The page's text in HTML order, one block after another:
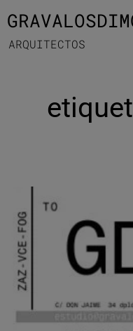
ARQUITECTOS